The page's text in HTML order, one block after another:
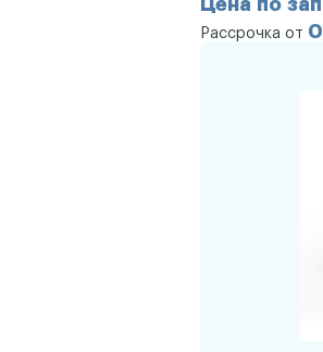
Цена по
Рассрочка от